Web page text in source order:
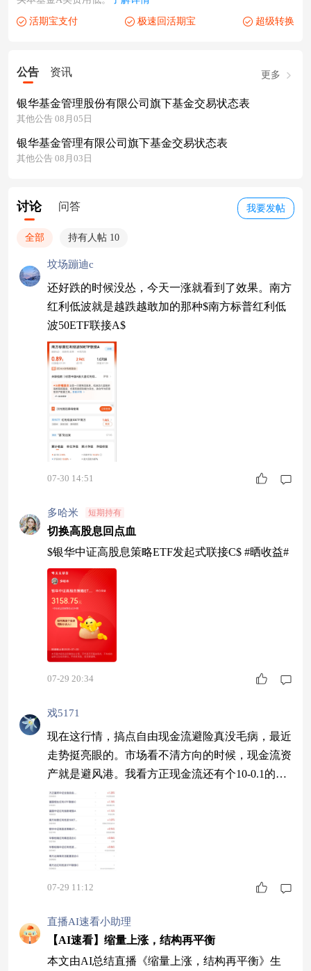
活期宝支付 极速回活期宝 超级转换
公告 资讯 更多
银华基金管理股份有限公司旗下基金交易状态表
其他公告 08月05日
银华基金管理有限公司旗下基金交易状态表
其他公告 08月03日
我要发帖
讨论 问答
全部 持有人帖 10
坟场蹦迪c
还好跌的时候没怂，今天一涨就看到了效果。南方
红利低波就是越跌越敢加的那种$南方标普红利低
波50ETF联接A$
07-30 14:51
多哈米 短期持有
切换高股息回点血
$银华中证高股息策略ETF发起式联接C$ #晒收益#
07-29 20:34
戏5171
现在这行情，搞点自由现金流避险真没毛病，最近
走势挺亮眼的。市场看不清方向的时候，现金流资
产就是避风港。我看方正现金流还有个10-0.1的小
菜，可以顺手走一个，不贪心，稳稳吃到确定性就
行。 $方正富邦中证全指自由现金流ETF联接C$
07-29 11:12
直播AI速看小助理
【AI速看】缩量上涨，结构再平衡
本文由AI总结直播《缩量上涨，结构再平衡》生